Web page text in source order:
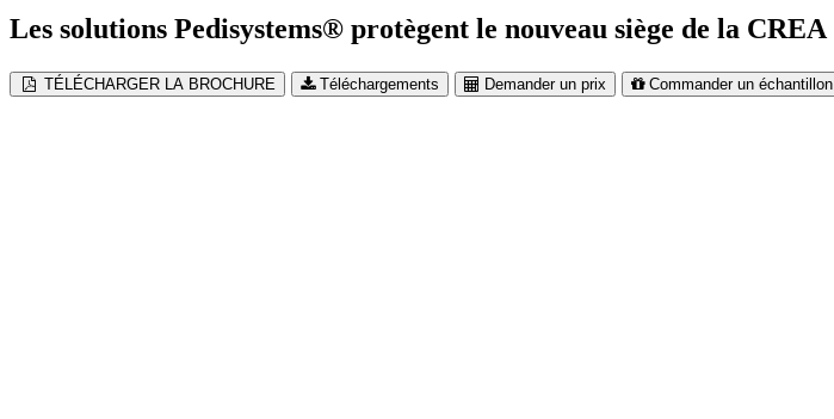
Les solutions Pedisystems® protègent le nouveau siège de la CREA
TÉLÉCHARGER LA BROCHURE Téléchargements Demander un prix Commander un échantillon